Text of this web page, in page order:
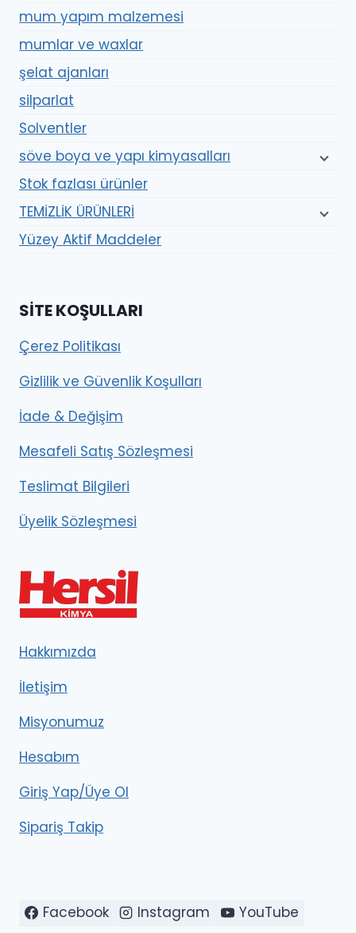
mum yapım malzemesi
mumlar ve waxlar
şelat ajanları
silparlat
Solventler
söve boya ve yapı kimyasalları
Stok fazlası ürünler
TEMİZLİK ÜRÜNLERİ
Yüzey Aktif Maddeler
SITE KOŞULLARI
Çerez Politikası
Gizlilik ve Güvenlik Koşulları
İade & Değişim
Mesafeli Satış Sözleşmesi
Teslimat Bilgileri
Üyelik Sözleşmesi
Hakkımızda
İletişim
Misyonumuz
Hesabım
Giriş Yap/Üye Ol
Sipariş Takip
Facebook Instagram YouTube